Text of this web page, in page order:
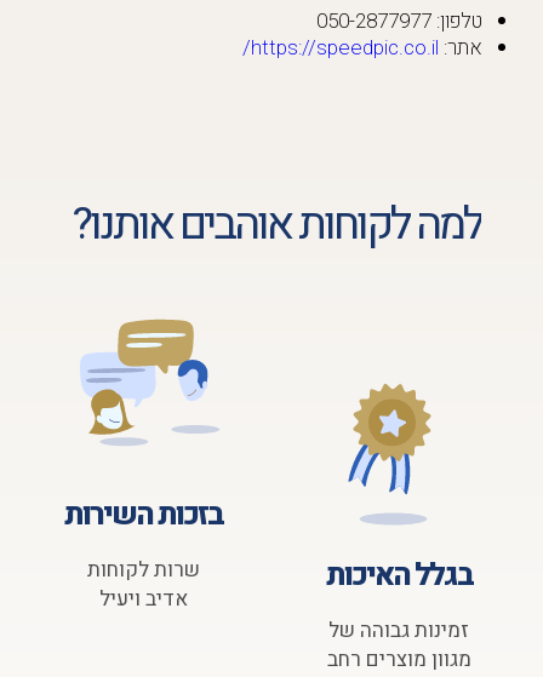
טלפון: 050-2877977
אתר: https://speedpic.co.il/
למה לקוחות אוהבים אותנו?
בגלל האיכות
זמינות גבוהה של
מגוון מוצרים רחב
בזכות השירות
שרות לקוחות
אדיב ויעיל